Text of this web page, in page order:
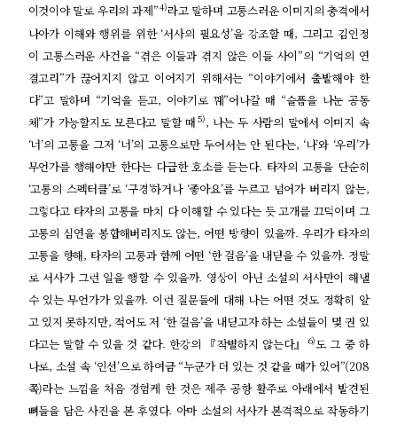
이것이야 말로 우리의 과제”4)라고 말하며 고통스러운 이미지의 충격에서
나아가 이해와 행위를 위한 ‘서사의 필요성’을 강조할 때, 그리고 김인정
이 고통스러운 사건을 “겪은 이들과 겪지 않은 이들 사이”의 “기억의 연
결고리”가 끊어지지 않고 이어지기 위해서는 “이야기에서 출발해야 한
다”고 말하며 “기억을 듣고, 이야기로 꿰”어나갈 때 “슬픔을 나눈 공동
체”가 가능할지도 모른다고 말할 때 5), 나는 두 사람의 말에서 이미지 속
‘너’의 고통을 그저 ‘너’의 고통으로만 두어서는 안 된다는, ‘나’와 ‘우리’가
무언가를 행해야만 한다는 다급한 호소를 듣는다. 타자의 고통을 단순히
‘고통의 스펙터클’로 ‘구경’하거나 ‘좋아요’를 누르고 넘어가 버리지 않는,
그렇다고 타자의 고통을 마치 다 이해할 수 있다는 듯 고개를 끄덕이며 그
고통의 심연을 봉합해버리지도 않는, 어떤 방향이 있을까. 우리가 타자의
고통을 향해, 타자의 고통과 함께 어떤 ‘한 걸음’을 내딛을 수 있을까. 정말
로 서사가 그런 일을 행할 수 있을까. 영상이 아닌 소설의 서사만이 해낼
수 있는 무언가가 있을까. 이런 질문들에 대해 나는 어떤 것도 정확히 알
고 있지 못하지만, 적어도 저 ‘한 걸음’을 내딛고자 하는 소설들이 몇 권 있
다고는 말할 수 있을 것 같다. 한강의 『작별하지 않는다』
6)도 그 중 하
나로, 소설 속 ‘인선’으로 하여금 “누군가 더 있는 것 같을 때가 있어”(208
쪽)라는 느낌을 처음 경험케 한 것은 제주 공항 활주로 아래에서 발견된
뼈들을 담은 사진을 본 후였다. 아마 소설의 서사가 본격적으로 작동하기